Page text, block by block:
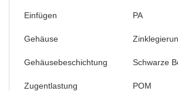
Einfügen PA
Gehäuse
Gehäusebeschichtung Schwarze
Zugentlastung POM